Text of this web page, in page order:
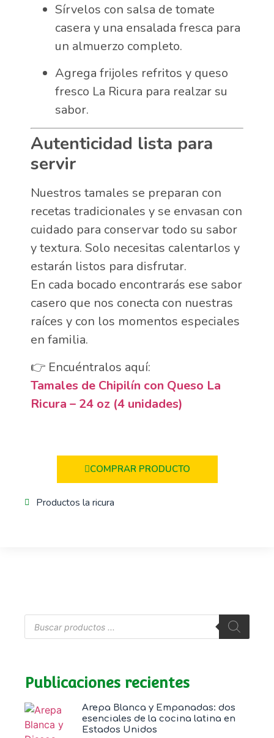
Sírvelos con salsa de tomate
casera y una ensalada fresca para
un almuerzo completo.
Agrega frijoles refritos y queso
fresco La Ricura para realzar su
sabor.
Autenticidad lista para
servir
Nuestros tamales se preparan con
recetas tradicionales y se envasan con
cuidado para conservar todo su sabor
y textura. Solo necesitas calentarlos y
estarán listos para disfrutar.
En cada bocado encontrarás ese sabor
casero que nos conecta con nuestras
raíces y con los momentos especiales
en familia.
👉 Encuéntralos aquí:
Tamales de Chipilín con Queso La
Ricura – 24 oz (4 unidades)
COMPRAR PRODUCTO
Productos la ricura
Publicaciones recientes
Arepa Blanca y Empanadas: dos
esenciales de la cocina latina en
Estados Unidos